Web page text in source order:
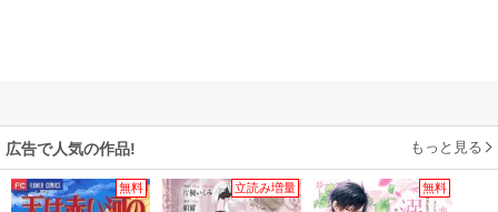
広告で人気の作品! もっと見る
無料 立読み増量 無料